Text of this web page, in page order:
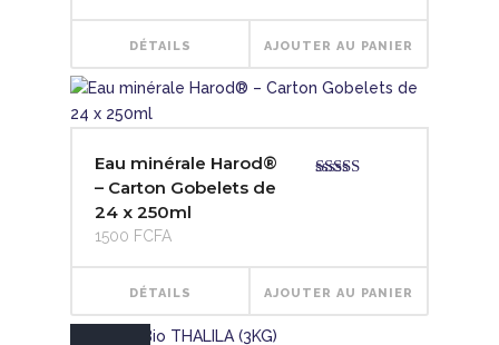
DÉTAILS AJOUTER AU PANIER
Eau minérale Harod®
– Carton Gobelets de
24 x 250ml
1500 FCFA
DÉTAILS AJOUTER AU PANIER